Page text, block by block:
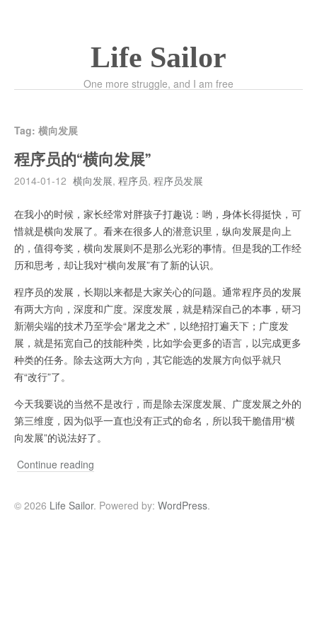
Life Sailor
One more struggle, and I am free
Tag: 横向发展
程序员的“横向发展”
2014-01-12 横向发展, 程序员, 程序员发展
在我小的时候，家长经常对胖孩子打趣说：哟，身体长得挺快，可
惜就是横向发展了。看来在很多人的潜意识里，纵向发展是向上
的，值得夸奖，横向发展则不是那么光彩的事情。但是我的工作经
历和思考，却让我对“横向发展”有了新的认识。
程序员的发展，长期以来都是大家关心的问题。通常程序员的发展
有两大方向，深度和广度。深度发展，就是精深自己的本事，研习
新潮尖端的技术乃至学会“屠龙之术”，以绝招打遍天下；广度发
展，就是拓宽自己的技能种类，比如学会更多的语言，以完成更多
种类的任务。除去这两大方向，其它能选的发展方向似乎就只
有“改行”了。
今天我要说的当然不是改行，而是除去深度发展、广度发展之外的
第三维度，因为似乎一直也没有正式的命名，所以我干脆借用“横
向发展”的说法好了。
Continue reading
的“横
© 2026 Life Sailor. Powered by: WordPress.